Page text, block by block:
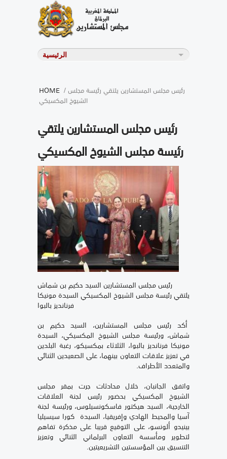
HOME / رئيس مجلس المستشارين يلتقي رئيسة مجلس
الشيوخ المكسيكي
رئيس مجلس المستشارين يلتقي
رئيسة مجلس الشيوخ المكسيكي
رئيس مجلس المستشارين السيد حكيم بن شماش
يلتقي رئيسة مجلس الشيوخ المكسيكي السيدة مونيكا
فرنانديز بالبوا
أكد رئيس مجلس المستشارين، السيد حكيم بن
شماش، ورئيسة مجلس الشيوخ المكسيكي، السيدة
مونيكا فرنانديز بالبوا، الثلاثاء بمكسيكو، رغبة البلدين
في تعزيز علاقات التعاون بينهما، على الصعيدين الثنائي
والمتعدد الأطراف.
واتفق الجانبان، خلال محادثات جرت بمقر مجلس
الشيوخ المكسيكي بحضور رئيس لجنة العلاقات
الخارجية، السيد هيكتور فاسكونسيلوس، ورئيسة لجنة
آسيا والمحيط الهادي وإفريقيا، السيدة كورا سيسيليا
بينيدو ألونسو، على التوقيع قريبا على مذكرة تفاهم
لتطوير ومأسسة التعاون البرلماني الثنائي وتعزيز
التنسيق بين المؤسستين التشريعيتين.